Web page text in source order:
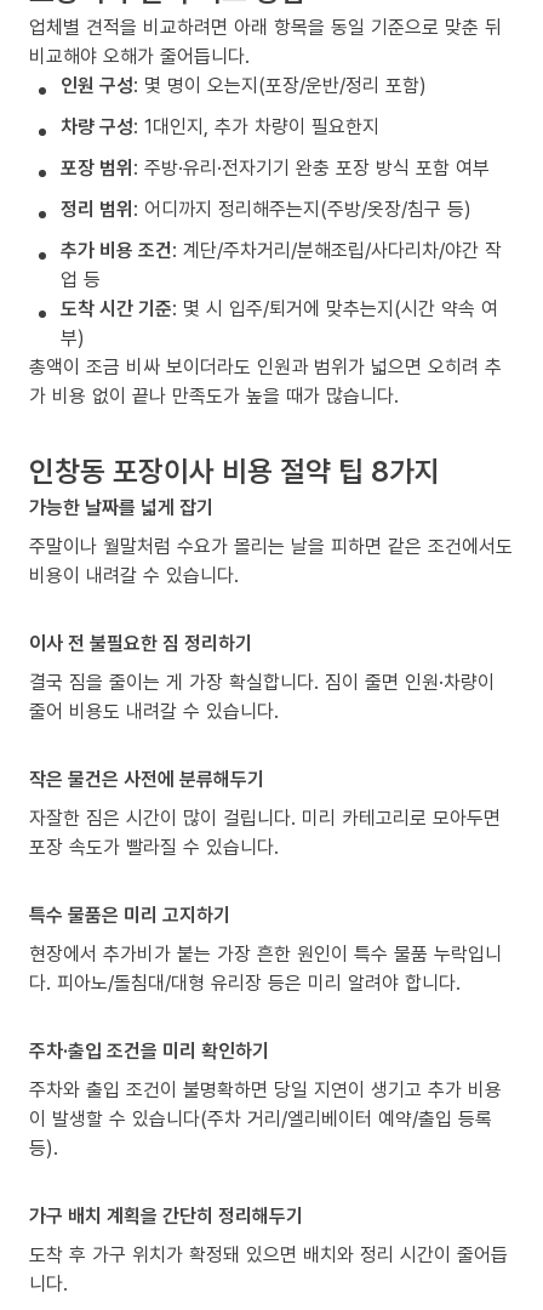
업체별 견적을 비교하려면 아래 항목을 동일 기준으로 맞춘 뒤
비교해야 오해가 줄어듭니다.
인원 구성: 몇 명이 오는지(포장/운반/정리 포함)
차량 구성: 1대인지, 추가 차량이 필요한지
포장 범위: 주방·유리·전자기기 완충 포장 방식 포함 여부
정리 범위: 어디까지 정리해주는지(주방/옷장/침구 등)
추가 비용 조건: 계단/주차거리/분해조립/사다리차/야간 작
업 등
도착 시간 기준: 몇 시 입주/퇴거에 맞추는지(시간 약속 여
부)
총액이 조금 비싸 보이더라도 인원과 범위가 넓으면 오히려 추
가 비용 없이 끝나 만족도가 높을 때가 많습니다.
인창동 포장이사 비용 절약 팁 8가지
가능한 날짜를 넓게 잡기
주말이나 월말처럼 수요가 몰리는 날을 피하면 같은 조건에서도
비용이 내려갈 수 있습니다.
이사 전 불필요한 짐 정리하기
결국 짐을 줄이는 게 가장 확실합니다. 짐이 줄면 인원·차량이
줄어 비용도 내려갈 수 있습니다.
작은 물건은 사전에 분류해두기
자잘한 짐은 시간이 많이 걸립니다. 미리 카테고리로 모아두면
포장 속도가 빨라질 수 있습니다.
특수 물품은 미리 고지하기
현장에서 추가비가 붙는 가장 흔한 원인이 특수 물품 누락입니
다. 피아노/돌침대/대형 유리장 등은 미리 알려야 합니다.
주차·출입 조건을 미리 확인하기
주차와 출입 조건이 불명확하면 당일 지연이 생기고 추가 비용
이 발생할 수 있습니다(주차 거리/엘리베이터 예약/출입 등록
등).
가구 배치 계획을 간단히 정리해두기
도착 후 가구 위치가 확정돼 있으면 배치와 정리 시간이 줄어듭
니다.